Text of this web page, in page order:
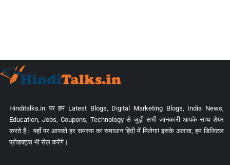
Hinditalks.in पर हम Latest Blogs, Digital Marketing Blogs, India News,
Education, Jobs, Coupons, Technology से जुड़ी सभी जानकारी आपके साथ शेयर
करते हैं। यहाँ पर आपको हर समस्या का समाधान हिंदी में मिलेगा! इसके अलावा, हम डिजिटल
प्रोडक्ट्स भी सेल करेंगे।